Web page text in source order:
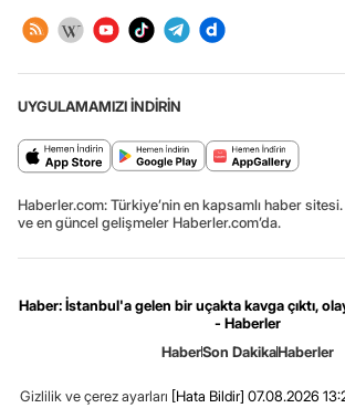
UYGULAMAMIZI İNDİRİN
Haberler.com: Türkiye’nin en kapsamlı haber
ve en güncel gelişmeler Haberler.com’da.
Haber: İstanbul'a gelen bir uçakta kavga çıktı,
- Haberler
HaberSon DakikaHaberler
Gizlilik ve çerez ayarları [Hata Bildir] 07.08.2026